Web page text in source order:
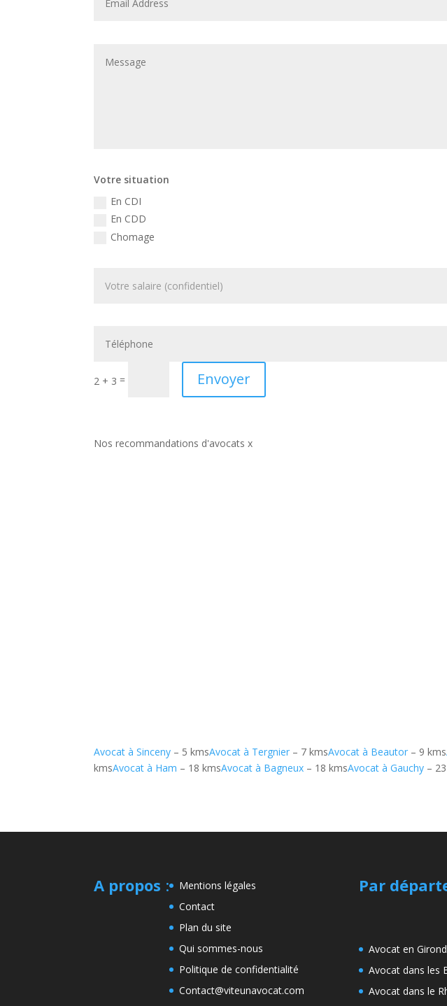
Votre situation
En CDI
En CDD
Chomage
2 + 3 = Envoyer
Nos recommandations d'avocats x
Avocat à Sinceny – 5 kmsAvocat à Tergnier – 7 kmsAvocat à Beautor – 9 kms
kmsAvocat à Ham – 18 kmsAvocat à Bagneux – 18 kmsAvocat à Gauchy –
A propos :
Mentions légales
Contact
Plan du site
Qui sommes-nous
Politique de confidentialité
Contact@viteunavocat.com
Par
Avocat en
Avocat dans les
Avocat dans le